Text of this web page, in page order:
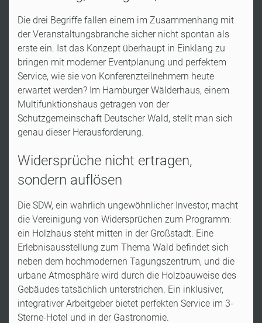
Die drei Begriffe fallen einem im Zusammenhang mit
der Veranstaltungsbranche sicher nicht spontan als
erste ein. Ist das Konzept überhaupt in Einklang zu
bringen mit moderner Eventplanung und perfektem
Service, wie sie von Konferenzteilnehmern heute
erwartet werden? Im Hamburger Wälderhaus, einem
Multifunktionshaus getragen von der
Schutzgemeinschaft Deutscher Wald, stellt man sich
genau dieser Herausforderung.
Widersprüche nicht ertragen,
sondern auflösen
Die SDW, ein wahrlich ungewöhnlicher Investor, macht
die Vereinigung von Widersprüchen zum Programm:
ein Holzhaus steht mitten in der Großstadt. Eine
Erlebnisausstellung zum Thema Wald befindet sich
neben dem hochmodernen Tagungszentrum, und die
urbane Atmosphäre wird durch die Holzbauweise des
Gebäudes tatsächlich unterstrichen. Ein inklusiver,
integrativer Arbeitgeber bietet perfekten Service im 3-
Sterne-Hotel und in der Gastronomie.